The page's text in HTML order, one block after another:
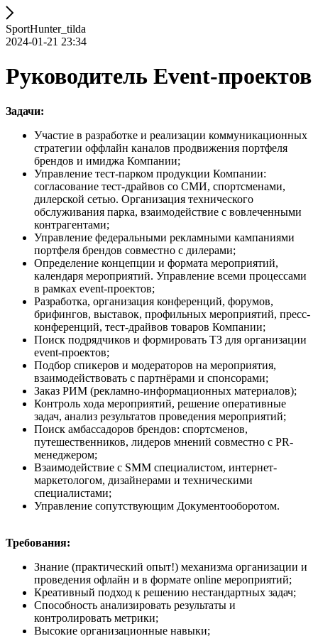
SportHunter_tilda
2024-01-21 23:34
Руководитель Event-проектов
Задачи:
Участие в разработке и реализации коммуникационных
стратегии оффлайн каналов продвижения портфеля
брендов и имиджа Компании;
Управление тест-парком продукции Компании:
согласование тест-драйвов со СМИ, спортсменами,
дилерской сетью. Организация технического
обслуживания парка, взаимодействие с вовлеченными
контрагентами;
Управление федеральными рекламными кампаниями
портфеля брендов совместно с дилерами;
Определение концепции и формата мероприятий,
календаря мероприятий. Управление всеми процессами
в рамках event-проектов;
Разработка, организация конференций, форумов,
брифингов, выставок, профильных мероприятий, пресс-
конференций, тест-драйвов товаров Компании;
Поиск подрядчиков и формировать ТЗ для организации
event-проектов;
Подбор спикеров и модераторов на мероприятия,
взаимодействовать с партнёрами и спонсорами;
Заказ РИМ (рекламно-информационных материалов);
Контроль хода мероприятий, решение оперативные
задач, анализ результатов проведения мероприятий;
Поиск амбассадоров брендов: спортсменов,
путешественников, лидеров мнений совместно с PR-
менеджером;
Взаимодействие с SMM специалистом, интернет-
маркетологом, дизайнерами и техническими
специалистами;
Управление сопутствующим Документооборотом.
Требования:
Знание (практический опыт!) механизма организации и
проведения oфлайн и в формате online мероприятий;
Креативный подход к решению нестандартных задач;
Способность анализировать результаты и
контролировать метрики;
Высокие организационные навыки;